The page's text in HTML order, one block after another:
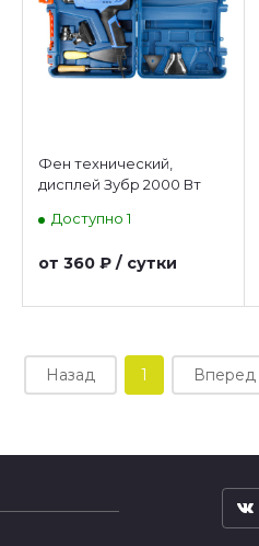
Фен технический,
дисплей Зубр 2000 Вт
Доступно 1
от 360 ₽ / сутки
Назад 1 Вперед